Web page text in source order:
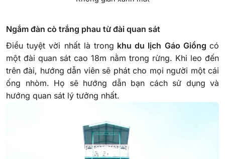
Ngắm đàn cò trắng phau từ đài quan sát
Điều tuyệt vời nhất là trong khu du lịch Gáo Giồngcó
một đài quan sát cao 18m nằm trong rừng. Khi leo đến
trên đài, hướng dẫn viên sẽ phát cho mọi người một cái
ống nhòm. Họ sẽ hướng dẫn bạn cách sử dụng và
hướng quan sát lý tưởng nhất.